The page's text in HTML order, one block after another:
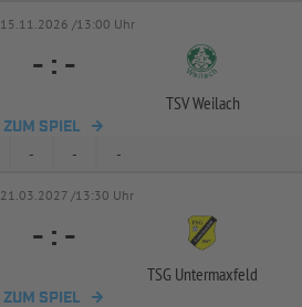
15.11.2026 /13:00 Uhr
- : -
TSV Weilach
ZUM SPIEL
- - -
21.03.2027 /13:30 Uhr
- : -
TSG Untermaxfeld
ZUM SPIEL